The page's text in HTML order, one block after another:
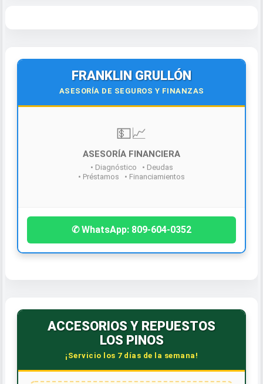
FRANKLIN GRULLÓN
ASESORÍA DE SEGUROS Y FINANZAS
💵📈
ASESORÍA FINANCIERA
• Préstamos • Financiamientos
¡Contáctanos hoy!
✆ WhatsApp: 809-604-0352
ACCESORIOS Y REPUESTOS
LOS PINOS
¡Servicio los 7 días de la semana!